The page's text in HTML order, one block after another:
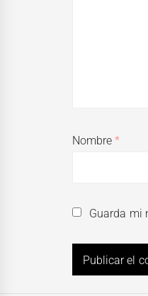
Nombre*
Guarda mi